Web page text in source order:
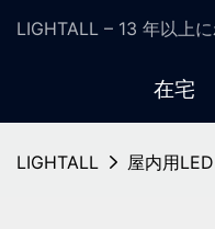
LIGHTALL – 13 年以上
在宅
LIGHTALL 屋内用